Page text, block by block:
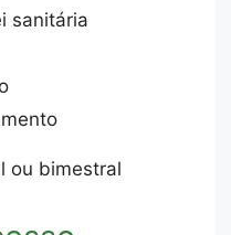
sanitária
ou bimestral